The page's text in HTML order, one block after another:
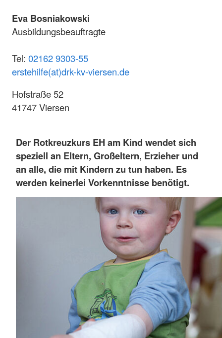
Eva Bosniakowski
Ausbildungsbeauftragte
Tel: 02162 9303-55
erstehilfe(at)drk-kv-viersen.de
Hofstraße 52
41747 Viersen
Der Rotkreuzkurs EH am Kind wendet sich
speziell an Eltern, Großeltern, Erzieher und
an alle, die mit Kindern zu tun haben. Es
werden keinerlei Vorkenntnisse benötigt.